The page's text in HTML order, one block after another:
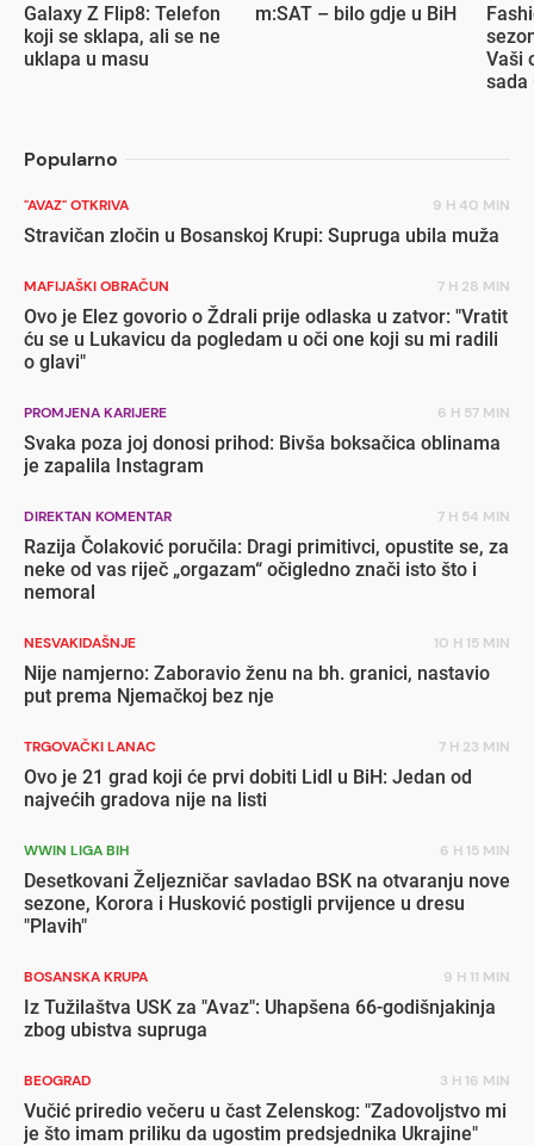
Galaxy Z Flip8: Telefon
koji se sklapa, ali se ne
uklapa u masu
m:SAT – bilo gdje u BiH
Vaši
sada
Popularno
"AVAZ" OTKRIVA 9 H 40 MIN
Stravičan zločin u Bosanskoj Krupi: Supruga ubila muža
MAFIJAŠKI OBRAČUN 7 H 28 MIN
Ovo je Elez govorio o Ždrali prije odlaska u zatvor: "Vratit
ću se u Lukavicu da pogledam u oči one koji su mi radili
o glavi"
PROMJENA KARIJERE 6 H 57 MIN
Svaka poza joj donosi prihod: Bivša boksačica oblinama
je zapalila Instagram
DIREKTAN KOMENTAR 7 H 54 MIN
Razija Čolaković poručila: Dragi primitivci, opustite se, za
neke od vas riječ „orgazam“ očigledno znači isto što i
nemoral
NESVAKIDAŠNJE 10 H 15 MIN
Nije namjerno: Zaboravio ženu na bh. granici, nastavio
put prema Njemačkoj bez nje
TRGOVAČKI LANAC 7 H 23 MIN
Ovo je 21 grad koji će prvi dobiti Lidl u BiH: Jedan od
najvećih gradova nije na listi
WWIN LIGA BIH 6 H 15 MIN
Desetkovani Željezničar savladao BSK na otvaranju nove
sezone, Korora i Husković postigli prvijence u dresu
"Plavih"
BOSANSKA KRUPA 9 H 11 MIN
Iz Tužilaštva USK za "Avaz": Uhapšena 66-godišnjakinja
zbog ubistva supruga
BEOGRAD 3 H 16 MIN
Vučić priredio večeru u čast Zelenskog: "Zadovoljstvo mi
je što imam priliku da ugostim predsjednika Ukrajine"